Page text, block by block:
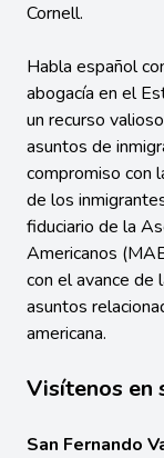
Cornell.
Habla español
abogacía en el
un recurso
asuntos de
compromiso con
de los
fiduciario de la
Americanos
con el avance de
asuntos
americana.
Visítenos en
San Fernando